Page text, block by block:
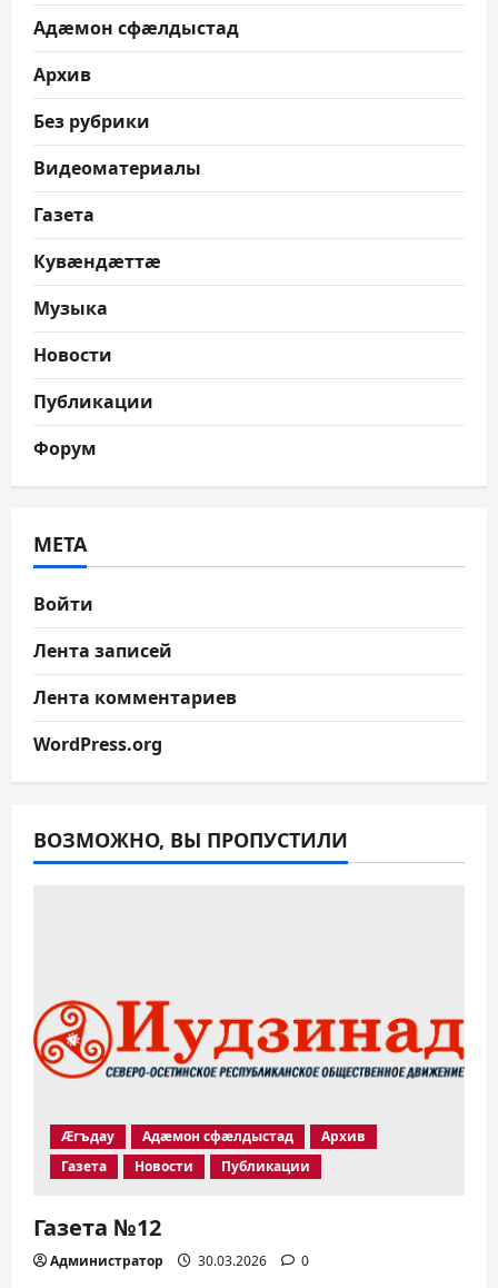
Адæмон сфæлдыстад
Архив
Без рубрики
Видеоматериалы
Газета
Кувæндæттæ
Музыка
Новости
Публикации
Форум
МЕТА
Войти
Лента записей
Лента комментариев
WordPress.org
ВОЗМОЖНО, ВЫ ПРОПУСТИЛИ
Æгъдау Адæмон сфæлдыстад
Архив
Газета
Новости Публикации
Газета №12
Администратор 30.03.2026 0